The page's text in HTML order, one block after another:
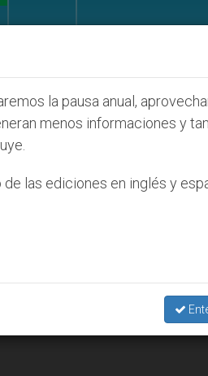
ONU se pronuncia
la pausa anual,
menos informaciones y
las ediciones en inglés y